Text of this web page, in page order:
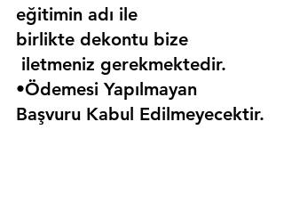
eğitimin adı ile
birlikte dekontu bize
iletmeniz gerekmektedir.
•Ödemesi Yapılmayan
Başvuru Kabul Edilmeyecektir.